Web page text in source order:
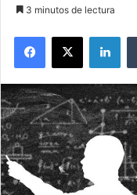
3 minutos de lectura